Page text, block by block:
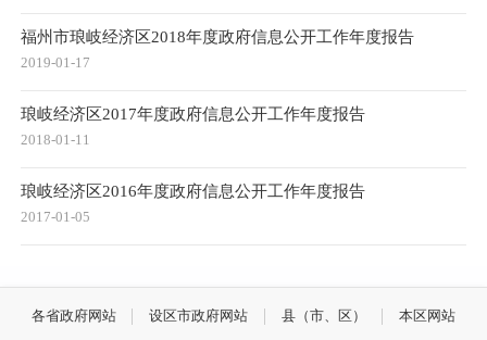
福州市琅岐经济区2018年度政府信息公开工作年度报告
2019-01-17
琅岐经济区2017年度政府信息公开工作年度报告
2018-01-11
琅岐经济区2016年度政府信息公开工作年度报告
2017-01-05
各省政府网站 设区市政府网站 县（市、区） 本区网站